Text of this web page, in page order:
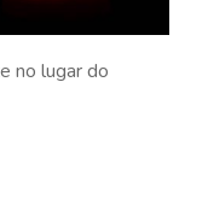
no lugar do